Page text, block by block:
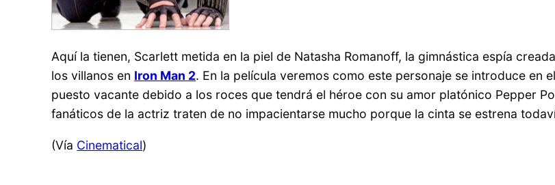
Aquí la tienen, Scarlett metida en la piel de Natasha Romanoff, la gimnástica espía
los villanos en Iron Man 2. En la película veremos como este personaje se introduce en
puesto vacante debido a los roces que tendrá el héroe con su amor platónico Pepper
fanáticos de la actriz traten de no impacientarse mucho porque la cinta se estrena
(Vía Cinematical)